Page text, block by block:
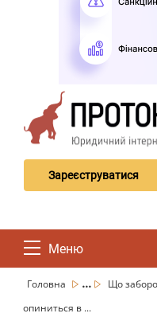
Зареєструватися
Меню
Головна ...
Що
опиниться в ...